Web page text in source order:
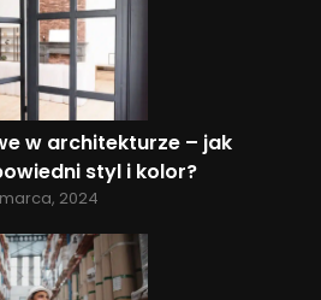
w architekturze – jak
styl i kolor?
marca, 2024